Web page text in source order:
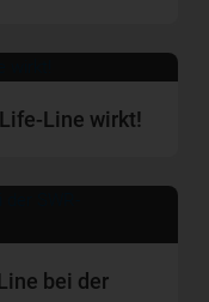
Line wirkt!
bei der